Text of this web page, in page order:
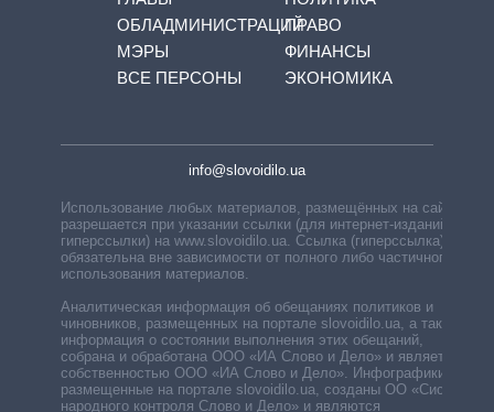
ОБЛАДМИНИСТРАЦИЙ
МЭРЫ
ВСЕ ПЕРСОНЫ
ПРАВО
ФИНАНСЫ
ЭКОНОМИКА
info@slovoidilo.ua
Использование любых материалов, размещённых на сайте,
разрешается при указании ссылки (для интернет-изданий —
гиперссылки) на www.slovoidilo.ua. Ссылка (гиперссылка)
обязательна вне зависимости от полного либо частичного
использования материалов.
Аналитическая информация об обещаниях политиков и
чиновников, размещенных на портале slovoidilo.ua, а также
информация о состоянии выполнения этих обещаний,
собрана и обработана ООО «ИА Слово и Дело» и является
собственностью ООО «ИА Слово и Дело». Инфографики,
размещенные на портале slovoidilo.ua, созданы ОО «Система
народного контроля Слово и Дело» и являются